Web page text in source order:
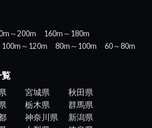
～200m
160m～180m
100m～120m 80m～100m
60～80m
宮城県
秋田県
栃木県
群馬県
神奈川県
新潟県